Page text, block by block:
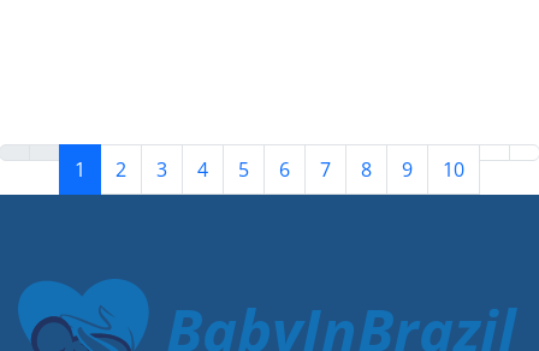
1 2 3 4 5 6 7 8 9 10
BabyInBrazil